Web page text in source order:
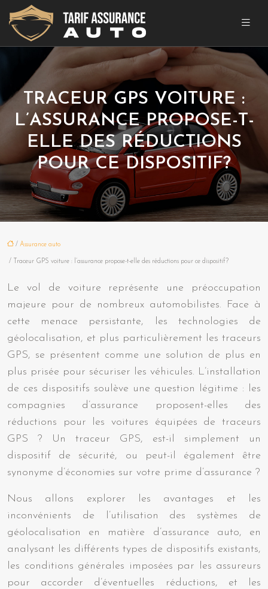
TRACEUR GPS VOITURE :
L’ASSURANCE PROPOSE-T-
ELLE DES RÉDUCTIONS
POUR CE DISPOSITIF?
/ Assurance auto
/ Traceur GPS voiture : l’assurance propose-t-elle des réductions pour ce dispositif?
Le vol de voiture représente une préoccupation
majeure pour de nombreux automobilistes. Face à
cette menace persistante, les technologies de
géolocalisation, et plus particulièrement les traceurs
GPS, se présentent comme une solution de plus en
plus prisée pour sécuriser les véhicules. L’installation
de ces dispositifs soulève une question légitime : les
compagnies d’assurance proposent-elles des
réductions pour les voitures équipées de traceurs
GPS ? Un traceur GPS, est-il simplement un
dispositif de sécurité, ou peut-il également être
synonyme d’économies sur votre prime d’assurance ?
Nous allons explorer les avantages et les
inconvénients de l’utilisation des systèmes de
géolocalisation en matière d’assurance auto, en
analysant les différents types de dispositifs existants,
les conditions générales imposées par les assureurs
pour accorder d’éventuelles réductions, et les